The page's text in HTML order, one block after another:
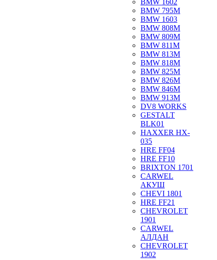
BMW 1602
BMW 795M
BMW 1603
BMW 808M
BMW 809M
BMW 811M
BMW 813M
BMW 818M
BMW 825M
BMW 826M
BMW 846M
BMW 913M
DV8 WORKS
GESTALT
BLK01
HAXXER HX-
035
HRE FF04
HRE FF10
BRIXTON 1701
CARWEL
АКУШ
CHEVI 1801
HRE FF21
CHEVROLET
1901
CARWEL
АЛДАН
CHEVROLET
1902